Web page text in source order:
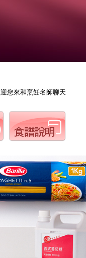
您來和烹飪名師聊天